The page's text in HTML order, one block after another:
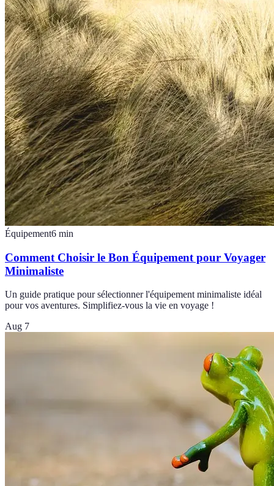
Équipement6 min
Comment Choisir le Bon Équipement pour Voyager
Minimaliste
Un guide pratique pour sélectionner l'équipement minimaliste idéal
pour vos aventures. Simplifiez-vous la vie en voyage !
Aug 7